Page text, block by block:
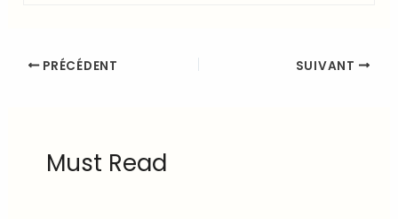
PRÉCÉDENT SUIVANT
Must Read